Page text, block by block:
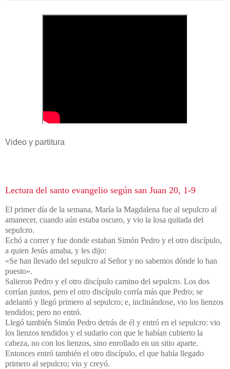
Video y partitura
Lectura del santo evangelio según san Juan 20, 1-9
El primer día de la semana, María la Magdalena fue al sepulcro al
amanecer, cuando aún estaba oscuro, y vio la losa quitada del
sepulcro.
Echó a correr y fue donde estaban Simón Pedro y el otro discípulo,
a quien Jesús amaba, y les dijo:
«Se han llevado del sepulcro al Señor y no sabemos dónde lo han
puesto».
Salieron Pedro y el otro discípulo camino del sepulcro. Los dos
corrían juntos, pero el otro discípulo corría más que Pedro; se
adelantó y llegó primero al sepulcro; e, inclinándose, vio los lienzos
tendidos; pero no entró.
Llegó también Simón Pedro detrás de él y entró en el sepulcro: vio
los lienzos tendidos y el sudario con que le habían cubierto la
cabeza, no con los lienzos, sino enrollado en un sitio aparte.
Entonces entró también el otro discípulo, el que había llegado
primero al sepulcro; vio y creyó.